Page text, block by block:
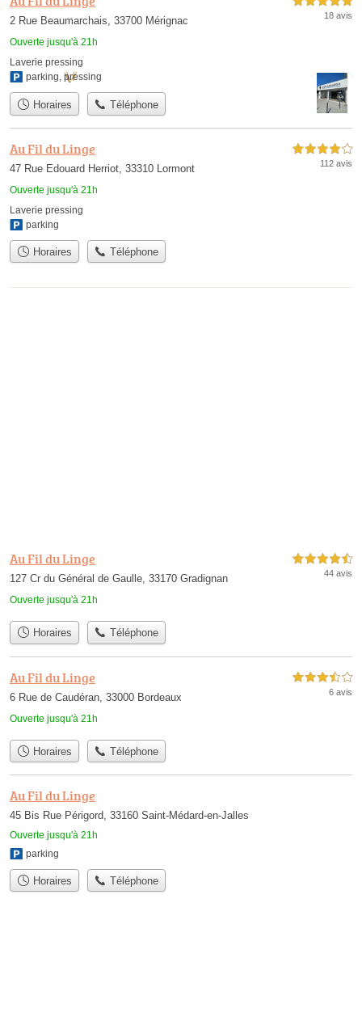
2 Rue Beaumarchais, 33700 Mérignac
Ouverte jusqu'à 21h
18 avis
Laverie pressing
parking, pressing
Horaires Téléphone
Au Fil du Linge
47 Rue Edouard Herriot, 33310 Lormont
Ouverte jusqu'à 21h
4,0 étoiles sur 5
112 avis
Laverie pressing
parking
Horaires Téléphone
Au Fil du Linge
127 Cr du Général de Gaulle, 33170 Gradignan
Ouverte jusqu'à 21h
4,5 étoiles sur 5
44 avis
Horaires Téléphone
Au Fil du Linge
6 Rue de Caudéran, 33000 Bordeaux
Ouverte jusqu'à 21h
3,5 étoiles sur 5
6 avis
Horaires Téléphone
Au Fil du Linge
45 Bis Rue Périgord, 33160 Saint-Médard-en-Jalles
Ouverte jusqu'à 21h
parking
Horaires Téléphone